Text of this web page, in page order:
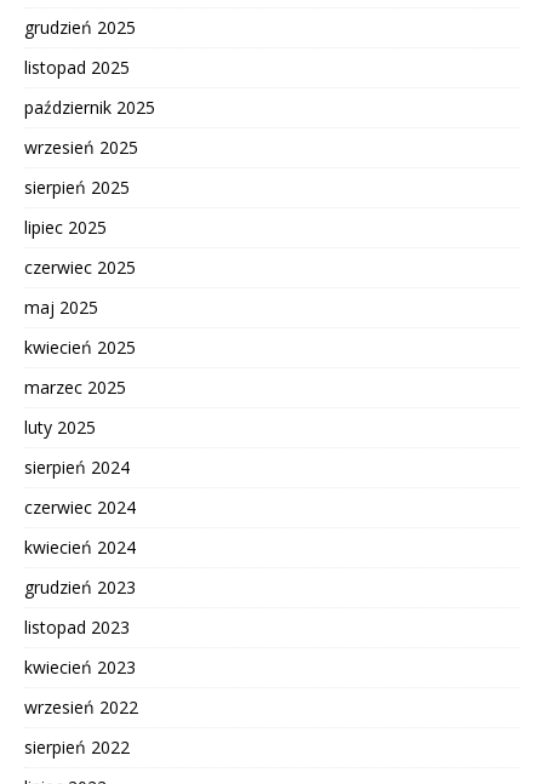
grudzień 2025
listopad 2025
październik 2025
wrzesień 2025
sierpień 2025
lipiec 2025
czerwiec 2025
maj 2025
kwiecień 2025
marzec 2025
luty 2025
sierpień 2024
czerwiec 2024
kwiecień 2024
grudzień 2023
listopad 2023
kwiecień 2023
wrzesień 2022
sierpień 2022